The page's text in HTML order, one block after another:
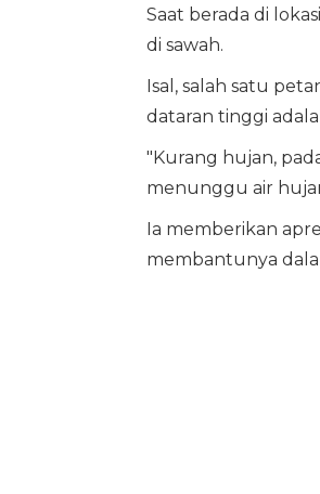
Saat berada di
di sawah.
Isal, salah satu
dataran tinggi
"Kurang hujan,
menunggu air
Ia memberikan
membantunya